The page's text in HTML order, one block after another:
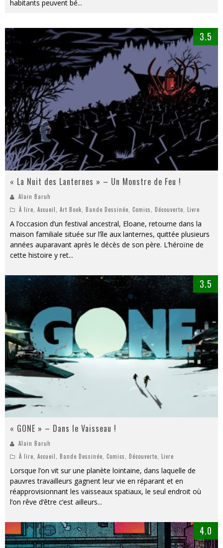
habitants peuvent bé...
3.5
« La Nuit des Lanternes » – Un Monstre de Feu !
Alain Baruh
À lire Accueil Art Book Bande Dessinée Comics Découverte Livre
A l’occasion d’un festival ancestral, Eloane, retourne dans la
maison familiale située sur l’île aux lanternes, quittée plusieurs
années auparavant après le décès de son père. L’héroïne de
cette histoire y ret...
3.5
« GONE » – Dans le Vaisseau !
Alain Baruh
À lire Accueil Bande Dessinée Comics Découverte Livre
Lorsque l’on vit sur une planète lointaine, dans laquelle de
pauvres travailleurs gagnent leur vie en réparant et en
réapprovisionnant les vaisseaux spatiaux, le seul endroit où
l’on rêve d’être c’est ailleurs...
4.0